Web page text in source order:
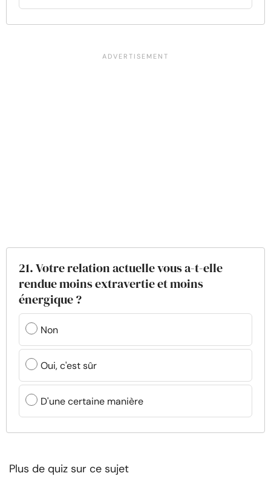
21. Votre relation actuelle vous a-t-elle
rendue moins extravertie et moins
énergique ?
Non
Oui, c'est sûr
D'une certaine manière
Plus de quiz sur ce sujet